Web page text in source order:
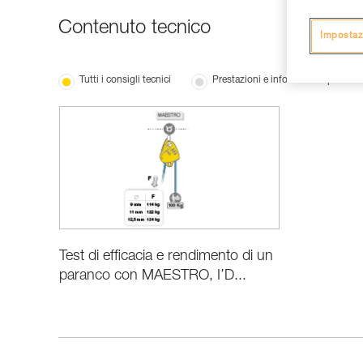
Contenuto tecnico
Tutti i consigli tecnici Prestazioni e informazioni prodotti
Test di efficacia e rendimento di un
paranco con MAESTRO, I’D...